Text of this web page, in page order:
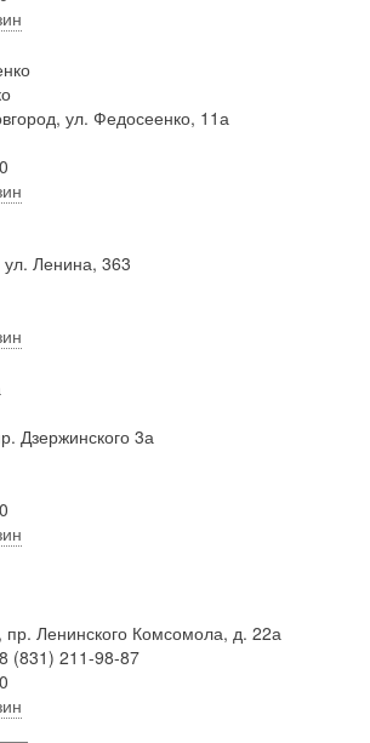
ул. Федосеенко, 11а
ул. Ленина, 363
Дзержинского 3а
пр. Ленинского Комсомола, д. 22а
(831) 211-98-87